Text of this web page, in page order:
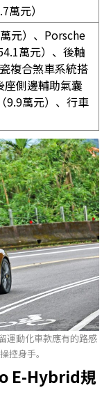
萬元）
元）、Porsche
萬元）、後軸
複合煞車系統搭
座側邊輔助氣囊
9.9萬元）、行車
運動化車款應有的路感
控身手。
E-Hybrid規